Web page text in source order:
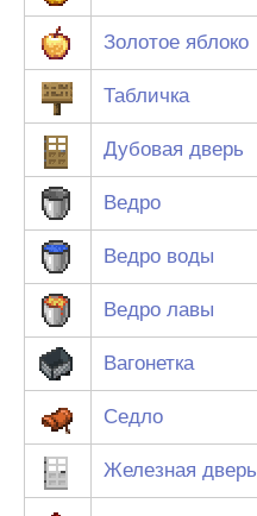
Золотое яблоко
Табличка
Дубовая дверь
Ведро
Ведро воды
Ведро лавы
Вагонетка
Седло
Железная дверь